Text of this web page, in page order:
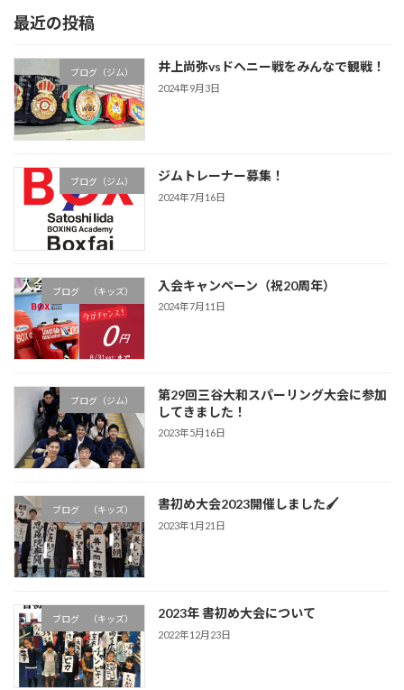
最近の投稿
ブログ（ジム） 井上尚弥vsドヘニー戦をみんなで観戦！
2024年9月3日
ブログ（ジム） ジムトレーナー募集！
2024年7月16日
ブログ （キッズ） 入会キャンペーン（祝20周年）
2024年7月11日
ブログ（ジム）
第29回三谷大和スパーリング大会に参加
してきました！
2023年5月16日
ブログ （キッズ） 書初め大会2023開催しました🖌
2023年1月21日
ブログ （キッズ） 2023年 書初め大会について
2022年12月23日